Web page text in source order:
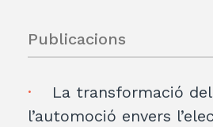
Publicacions
La transformació
l’automoció envers